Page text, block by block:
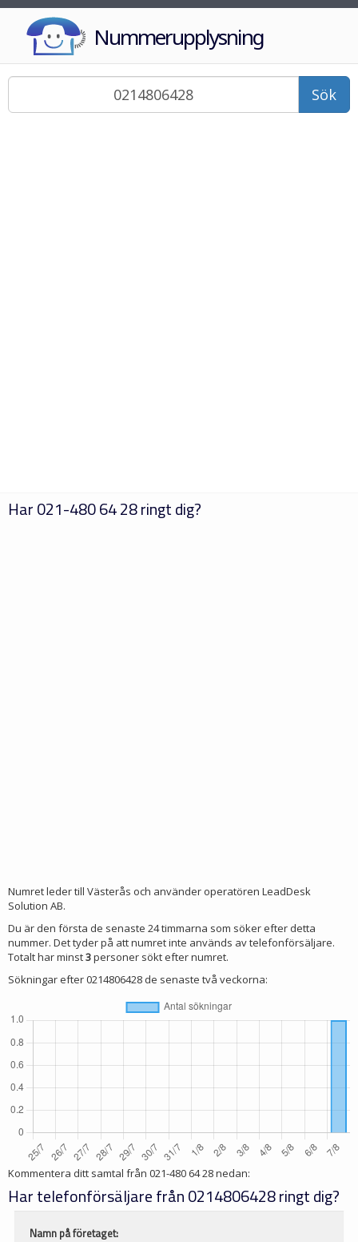
Nummerupplysning
Sök
Har021-480 64 28ringt dig?
Numret leder till Västerås och använder operatören LeadDesk
Solution AB.
Du är den första de senaste 24 timmarna som söker efter detta
nummer. Det tyder på att numret inte används av telefonförsäljare.
Totalt har minst3personer sökt efter numret.
Sökningar efter 0214806428 de senaste två veckorna:
Kommentera ditt samtal från 021-480 64 28nedan:
Har telefonförsäljare från 0214806428 ringt dig?
Namn på företaget: